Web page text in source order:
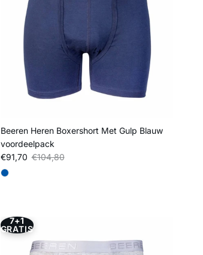
Beeren Heren Boxershort Met Gulp Blauw
voordeelpack
Verkoopprijs
€91,70 Reguliere prijs
€104,80
7+1
GRATIS